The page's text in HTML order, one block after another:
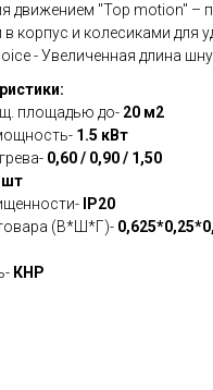
движением "Тор motion" –
в корпус и колесиками для
- Увеличенная длина
площадью до- 20 м2
1.5 кВт
0,60 / 0,90 / 1,50
шт
IP20
(В*Ш*Г)-
КНР